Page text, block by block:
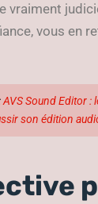
vraiment
vous en
AVS Sound Editor
son édition